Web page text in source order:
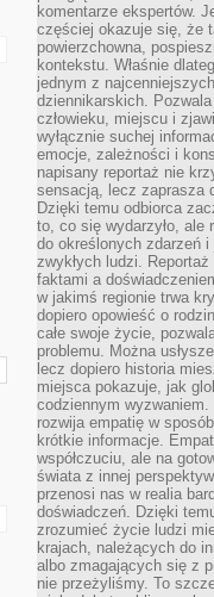
komentarze ekspertów.
częściej okazuje się, że
powierzchowna,
kontekstu. Właśnie
jednym z
dziennikarskich.
człowieku, miejscu i
wyłącznie suchej
emocje, zależności i
napisany reportaż nie
sensacją, lecz zaprasza
Dzięki temu odbiorca
to, co się wydarzyło, ale
do określonych zdarzeń i
zwykłych ludzi.
faktami a
w jakimś regionie trwa
dopiero opowieść o
całe swoje życie,
problemu. Można
lecz dopiero historia
miejsca pokazuje, jak
codziennym
rozwija empatię w
krótkie informacje.
współczuciu, ale na
świata z innej
przenosi nas w realia
doświadczeń. Dzięki
zrozumieć życie ludzi
krajach, należących do
albo zmagających się z
nie przeżyliśmy. To